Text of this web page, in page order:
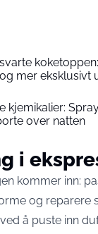
mer eksklusivt
kjemikalier:
over natten
i
kommer inn:
og reparere
å puste inn